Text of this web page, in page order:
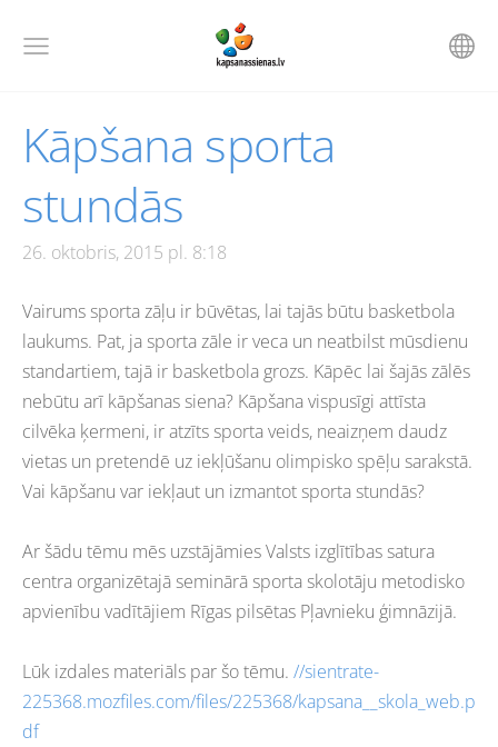
Kāpšana sporta
stundās
26. oktobris, 2015 pl. 8:18
Vairums sporta zāļu ir būvētas, lai tajās būtu basketbola
laukums. Pat, ja sporta zāle ir veca un neatbilst mūsdienu
standartiem, tajā ir basketbola grozs. Kāpēc lai šajās zālēs
nebūtu arī kāpšanas siena? Kāpšana vispusīgi attīsta
cilvēka ķermeni, ir atzīts sporta veids, neaizņem daudz
vietas un pretendē uz iekļūšanu olimpisko spēļu sarakstā.
Vai kāpšanu var iekļaut un izmantot sporta stundās?
Ar šādu tēmu mēs uzstājāmies Valsts izglītības satura
centra organizētajā seminārā sporta skolotāju metodisko
apvienību vadītājiem Rīgas pilsētas Pļavnieku ģimnāzijā.
Lūk izdales materiāls par šo tēmu. //sientrate-
225368.mozfiles.com/files/225368/kapsana__skola_web.p
df